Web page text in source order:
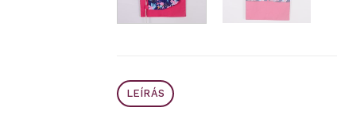
LEÍRÁS